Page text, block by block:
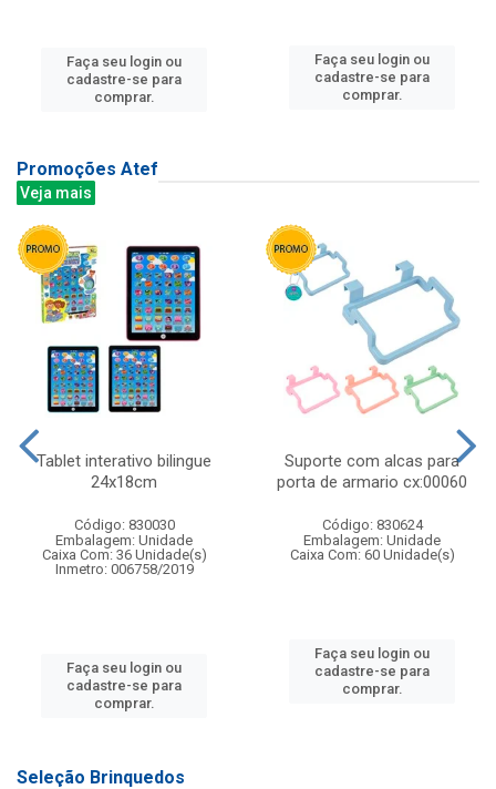
Faça seu login ou
cadastre-se para
comprar.
Faça seu login ou
cadastre-se para
comprar.
Promoções Atef
Veja mais
Tablet interativo bilingue
24x18cm
Código: 830030
Embalagem: Unidade
Caixa Com: 36 Unidade(s)
Inmetro: 006758/2019
Faça seu login ou
cadastre-se para
comprar.
Suporte com alcas para
porta de armario cx:00060
Código: 830624
Embalagem: Unidade
Caixa Com: 60 Unidade(s)
Faça seu login ou
cadastre-se para
comprar.
Seleção Brinquedos